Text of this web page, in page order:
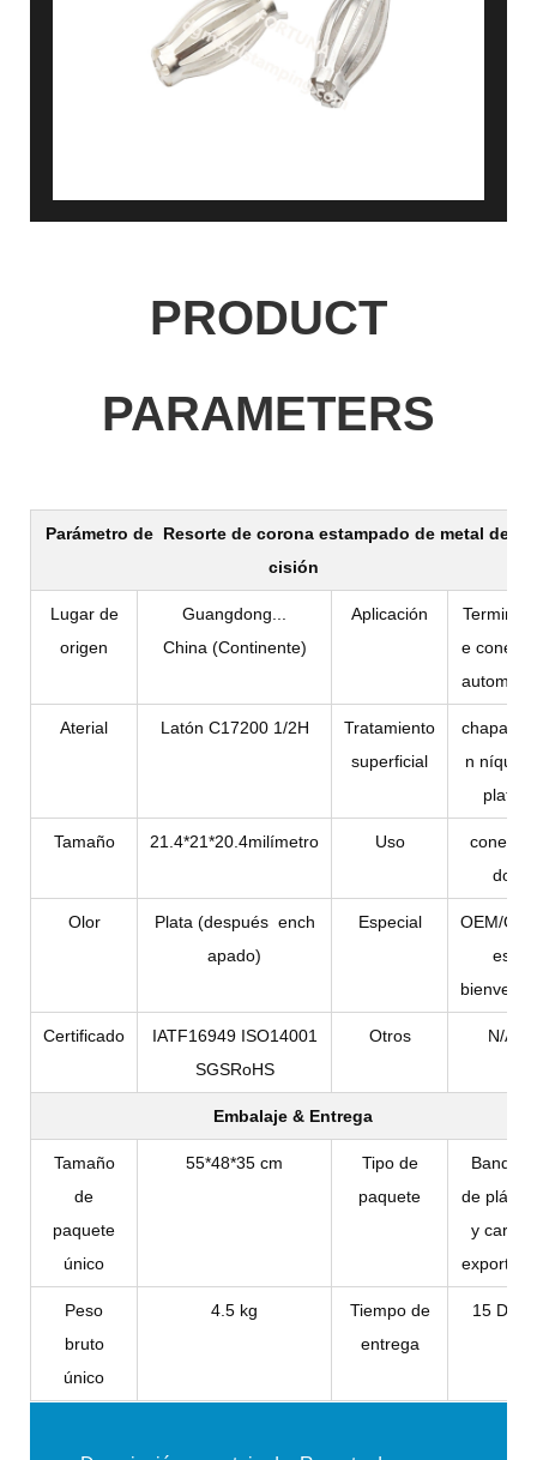
PRODUCT
PARAMETERS
Parámetro de Resorte de corona estampado de metal de
cisión
Lugar de
origen
Guangdong...
China (Continente)
Aplicación
Terminal
e
Aterial Latón C17200 1/2H
Tratamiento
superficial
chapado
n níquel
plata
Tamaño 21.4*21*20.4milímetro Uso
do
Olor
Plata (después ench
apado)
Especial
OEM/
es
Certificado
IATF16949 ISO14001
SGSRoHS
Otros N/A
Embalaje & Entrega
Tamaño
de
paquete
único
55*48*35 cm
Tipo de
paquete
Bandeja
de
y cartón
Peso
bruto
único
4.5 kg
Tiempo de
entrega
15 Días